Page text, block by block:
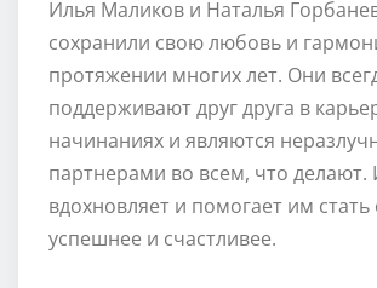
Илья Маликов и Наталья
сохранили свою любовь и
протяжении многих лет. Они
поддерживают друг друга в
начинаниях и являются
партнерами во всем, что делают.
вдохновляет и помогает им
успешнее и счастливее.